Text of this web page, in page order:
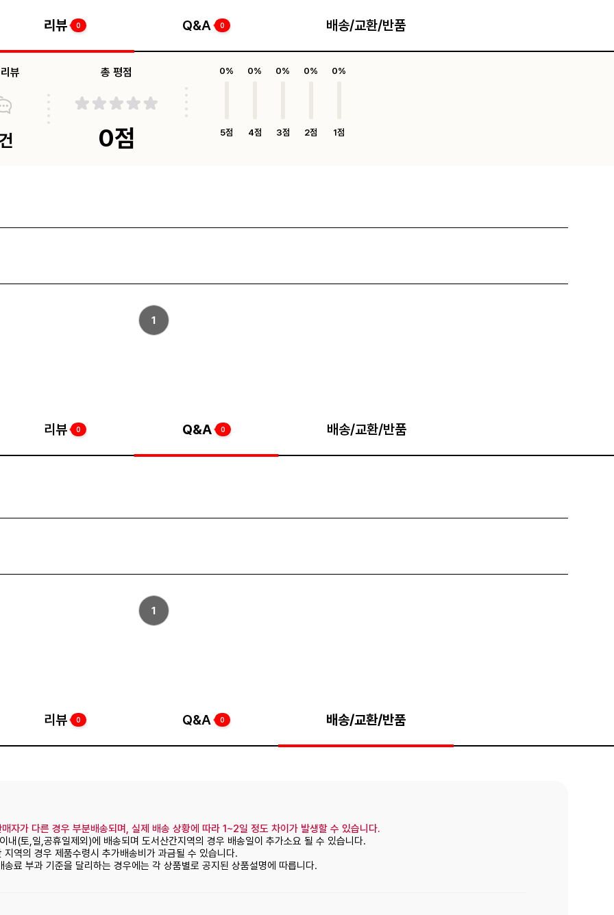
리뷰 0 Q&A 0 배송/교환/반품
뷰 총 평점
0점
0%
5점
0%
4점
0%
3점
0%
2점
0%
1점
1
리뷰 0 Q&A 0 배송/교환/반품
1
리뷰 0 Q&A 0 배송/교환/반품
자가 다른 경우 부분배송되며, 실제 배송 상황에 따라 1~2일 정도 차이가 발생할 수 있습니다.
내(토,일,공휴일제외)에 배송되며 도서산간지역의 경우 배송일이 추가소요 될 수 있습니다.
역의 경우 제품수령시 추가배송비가 과금될 수 있습니다.
료 부과 기준을 달리하는 경우에는 각 상품별로 공지된 상품설명에 따릅니다.